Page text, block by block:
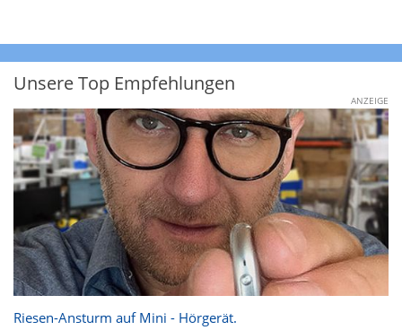
Unsere Top Empfehlungen
ANZEIGE
Riesen-Ansturm auf Mini - Hörgerät.